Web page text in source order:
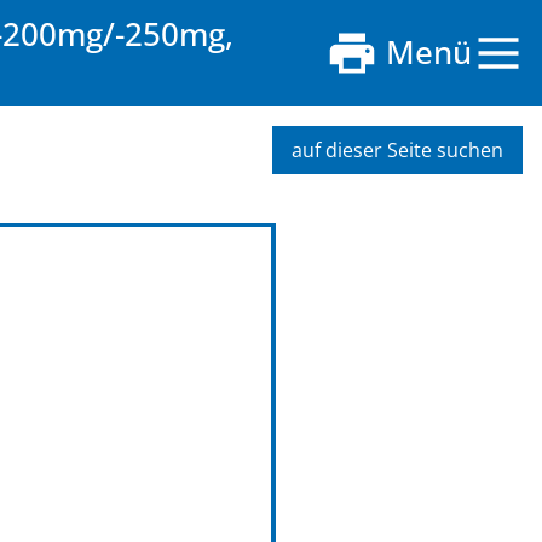
250mg,
Menü
auf dieser Seite suchen